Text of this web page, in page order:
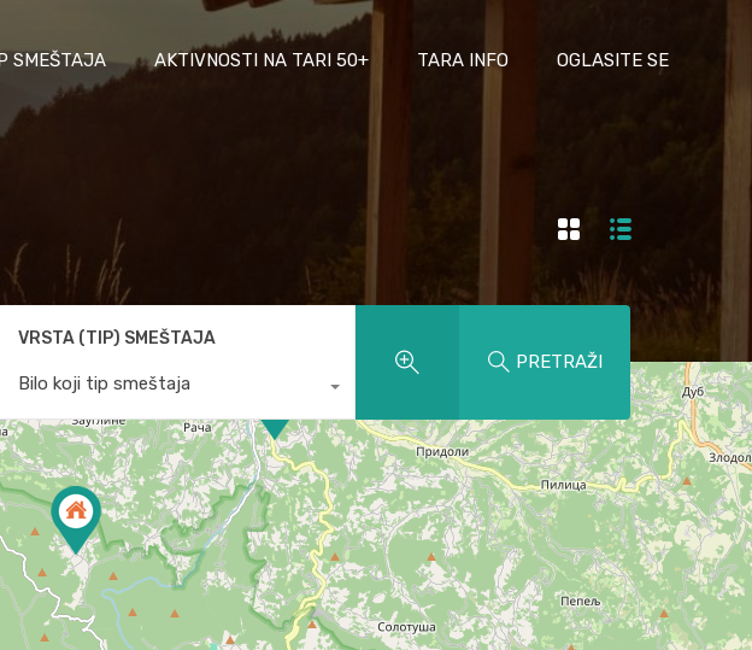
SMEŠTAJA AKTIVNOSTI NA TARI 50+ TARA INFO OGLASITE SE
VRSTA (TIP) SMEŠTAJA
Bilo koji tip smeštaja
PRETRAŽI